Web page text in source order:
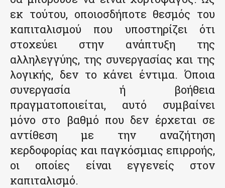
εκ τούτου, οποιοσδήποτε θεσμός του
καπιταλισμού που υποστηρίζει ότι
στοχεύει στην ανάπτυξη της
αλληλεγγύης, της συνεργασίας και της
λογικής, δεν το κάνει έντιμα. Όποια
συνεργασία ή βοήθεια
πραγματοποιείται, αυτό συμβαίνει
μόνο στο βαθμό που δεν έρχεται σε
αντίθεση με την αναζήτηση
κερδοφορίας και παγκόσμιας επιρροής,
οι οποίες είναι εγγενείς στον
καπιταλισμό.